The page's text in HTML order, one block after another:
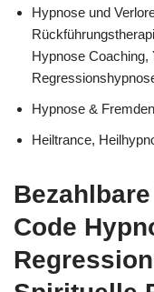
Hypnose und
Hypnose Coaching,
Hypnose &
Heiltrance,
Code